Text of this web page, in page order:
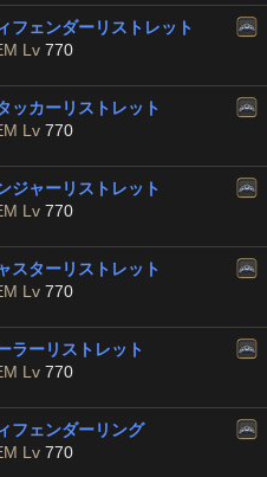
フェンダーリストレット
Lv 770
ッカーリストレット
Lv 770
ジャーリストレット
Lv 770
スターリストレット
Lv 770
ラーリストレット
Lv 770
フェンダーリング
Lv 770